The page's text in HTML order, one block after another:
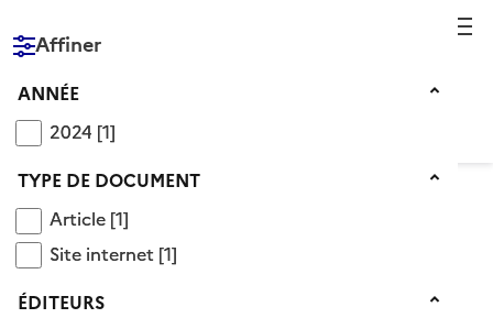
FRANÇAISE
Voir le fil d’Ariane
Affiner
Année
ANNÉE
20242024 [1]
Type de document
TYPE DE DOCUMENT
ArticleArticle [1]
Site internet
Site internet [1]
Éditeurs
ÉDITEURS
Catégorie industrie des fruits et légumes